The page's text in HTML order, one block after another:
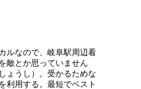
ルなので、岐阜駅周辺看
敵とか思っていません
ょうし）。受かるためな
利用する。最短でベスト